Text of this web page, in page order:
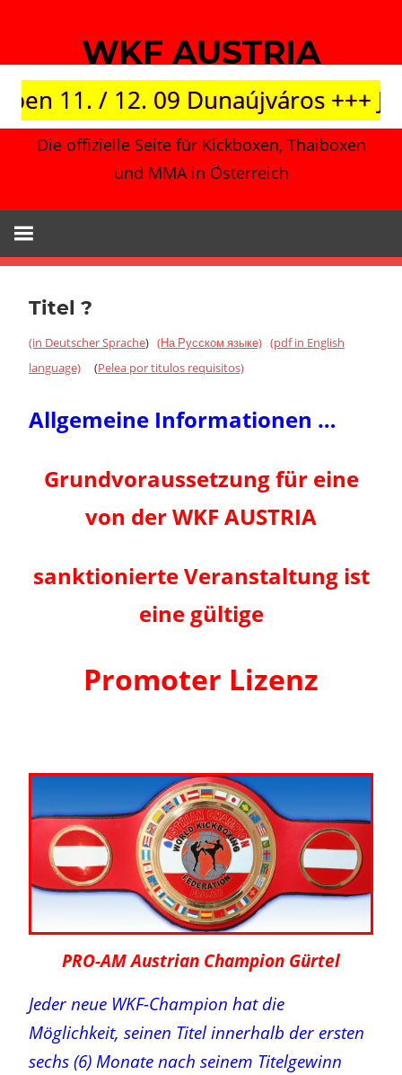
springen
WKF AUSTRIA
/ 12. 09 Dunaújváros +++
Die offizielle Seite für Kickboxen, Thaiboxen
und MMA in Österreich
Titel ?
(in Deutscher Sprache) (На Русском языке) (pdf in English
language) (Pelea por titulos requisitos)
Allgemeine Informationen …
Grundvoraussetzung für eine
von der WKF AUSTRIA
sanktionierte Veranstaltung ist
eine gültige
Promoter Lizenz
PRO-AM Austrian Champion Gürtel
Jeder neue WKF-Champion hat die
Möglichkeit, seinen Titel innerhalb der ersten
sechs (6) Monate nach seinem Titelgewinn